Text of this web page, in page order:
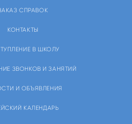
СПРАВОК
КОНТАКТЫ
В ШКОЛУ
ЗВОНКОВ И ЗАНЯТИЙ
И ОБЪЯВЛЕНИЯ
КАЛЕНДАРЬ